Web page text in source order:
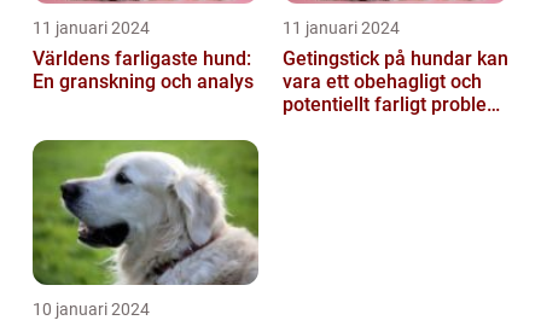
11 januari 2024
Världens farligaste hund:
En granskning och analys
11 januari 2024
Getingstick på hundar kan
vara ett obehagligt och
potentiellt farligt problem
10 januari 2024